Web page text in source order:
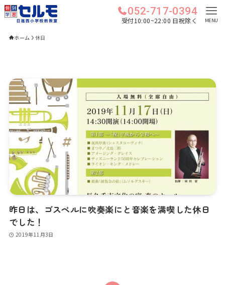
052-717-0394
受付10:00~22:00 日祝除く MENU
ホーム 休日
昨日は、ゴスペルに吹奏楽にと音楽を満喫した休日
でした！
2019年11月3日